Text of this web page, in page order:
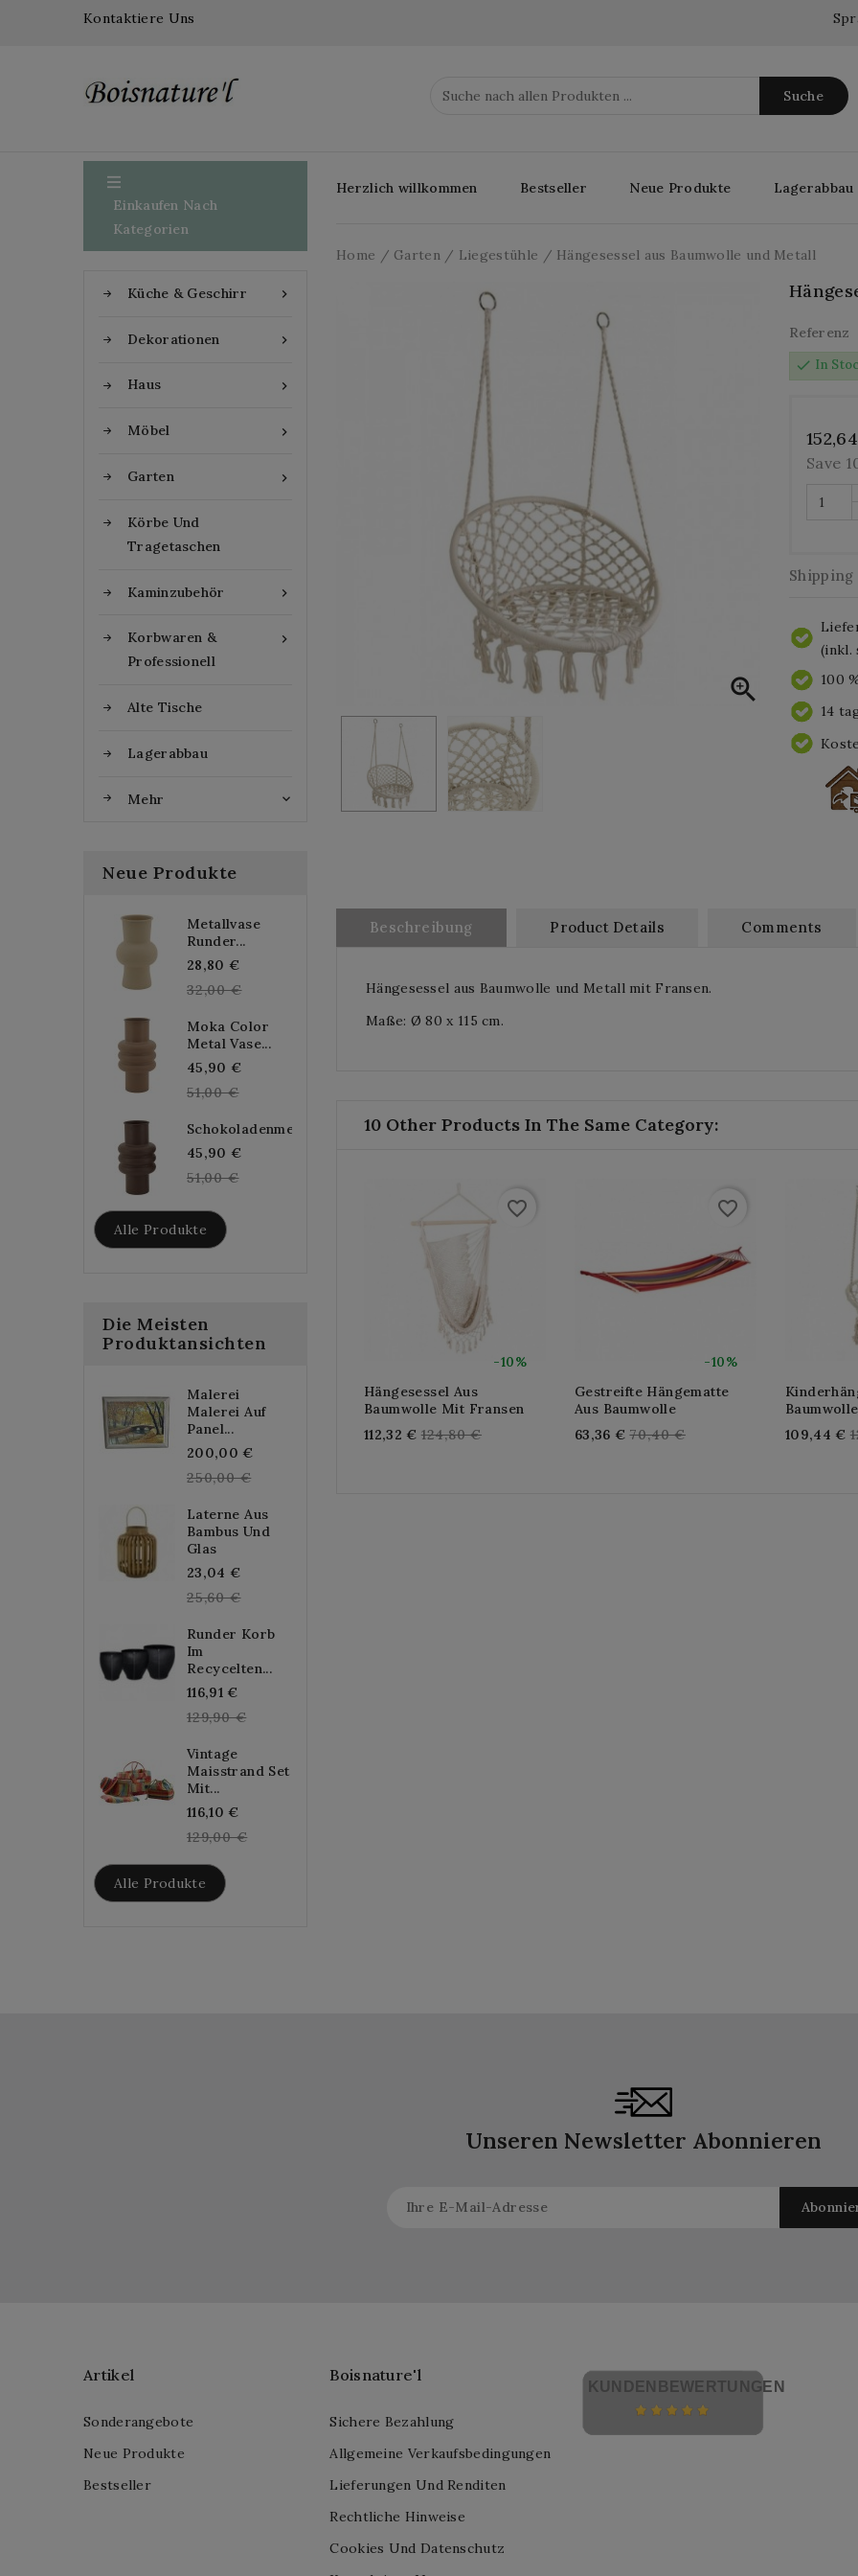
Kontaktiere Uns
Suche

Einkaufen Nach
Kategorien

Küche & Geschirr

Dekorationen

Haus

Möbel

Garten
Körbe Und
Tragetaschen

Kaminzubehör

Korbwaren &
Professionell
Alte Tische
Lagerabbau
Mehr 
Neue Produkte
Metallvase
Runder...
28,80 €
price
32,00 €
Moka Color
Metal Vase...
45,90 €
51,00 €
Schokoladenmetallvase...
45,90 €
51,00 €
Alle Produkte
Die Meisten
Produktansichten
Malerei
Malerei Auf
Panel...
200,00 €
250,00 €
Laterne Aus
Bambus Und
Glas
23,04 €
price
25,60 €
Runder Korb
Im
Recycelten...
116,91 €
price
129,90 €
Vintage
Maisstrand Set
Mit...
116,10 €
price
129,00 €
Alle Produkte
Herzlich willkommen Bestseller Neue Produkte Lagerabbau
Home Garten Liegestühle Hängesessel aus Baumwolle und Metall

Referenz
check In
Save
Shipping
(inkl.
100
14
Beschreibung Product Details Comments
Hängesessel aus Baumwolle und Metall mit Fransen.
Maße: Ø 80 x 115 cm.
10 Other Products In The Same Category:
-10%
favorite_border
Hängesessel Aus
Baumwolle Mit Fransen
112,32 € Regular
124,80 €
-10%
favorite_border
Gestreifte Hängematte
Aus Baumwolle
63,36 € Regular
70,40 €
109,44 €
Unseren Newsletter Abonnieren
Artikel
Sonderangebote
Neue Produkte
Bestseller
Boisnature'l
Sichere Bezahlung
Allgemeine Verkaufsbedingungen
Lieferungen Und Renditen
Rechtliche Hinweise
Cookies Und Datenschutz
KUNDENBEWERTUNGEN